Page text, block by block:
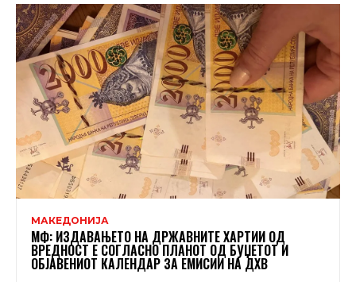
МАКЕДОНИЈА
МФ: ИЗДАВАЊЕТО НА ДРЖАВНИТЕ ХАРТИИ ОД
ВРЕДНОСТ Е СОГЛАСНО ПЛАНОТ ОД БУЏЕТОТ И
ОБЈАВЕНИОТ КАЛЕНДАР ЗА ЕМИСИИ НА ДХВ